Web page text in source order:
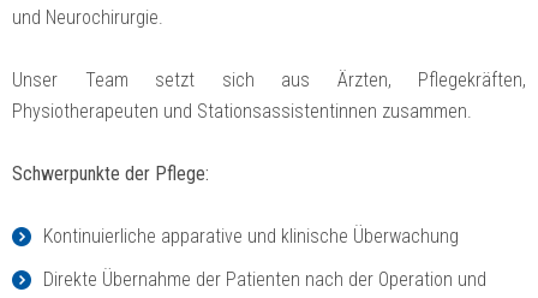
und Neurochirurgie.
Unser Team setzt sich aus Ärzten, Pflegekräften,
Physiotherapeuten und Stationsassistentinnen zusammen.
Schwerpunkte der Pflege:
Kontinuierliche apparative und klinische Überwachung
Direkte Übernahme der Patienten nach der Operation und